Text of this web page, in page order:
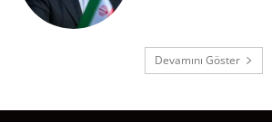
Devamını Göster